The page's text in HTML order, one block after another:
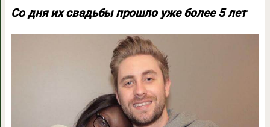
Со дня их свадьбы прошло уже более 5 лет